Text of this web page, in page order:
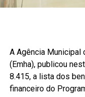
A Agência Municipal
(Emha), publicou
8.415, a lista dos
financeiro do